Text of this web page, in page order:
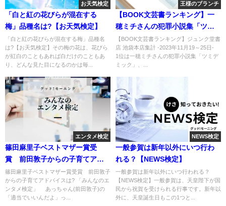
お天気検定
「白と紅の花びらが混在する
梅」品種名は?【お天気検定】
「白と紅の花びらが混在する梅」品種名
は?【お天気検定】その梅の花は、花びら
が紅白のこともあれば白だけのこともあ
り、どんな見た目になるのかは毎...
王様のブランチ
【BOOK文芸書ランキング】一
穂ミチさんの犯罪小説集「ツミ
デミック」
【BOOK文芸書ランキング】ジュンク堂書
店 池袋本店集計 -2023年11月19～25日-
1位は一穂ミチさんの犯罪小説集「ツミデ
ミック」、...
エンタメ検定
篠田麻里子ベストマザー賞受
賞 前田敦子からの子育てアド
バイスは?
篠田麻里子ベストマザー賞受賞 前田敦子
からの子育てアドバイスは? 「みんなのエ
ンタメ検定」 あっちゃん(前田敦子)の
「適当でいいんだよ」っ...
NEWS検定
一般参賀は新年以外にいつ行わ
れる？【NEWS検定】
一般参賀は新年以外にいつ行われる？
【NEWS検定】一般参賀は、天皇陛下が国
民から祝賀を受けられる行事です。新年以
外に、天皇誕生日もこの1つと...